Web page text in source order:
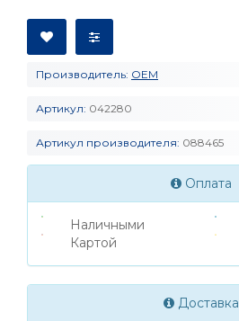
Производитель: OEM
Артикул: 042280
Артикул производителя: 088465
Оплата
Наличными
Картой
Доставка